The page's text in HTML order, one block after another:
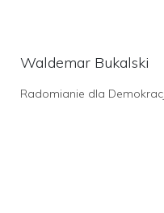
Waldemar Bukalski
Radomianie dla